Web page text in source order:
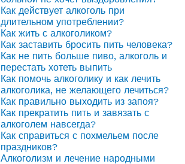
Как действует алкоголь при
длительном употреблении?
Как жить с алкоголиком?
Как заставить бросить пить человека?
Как не пить больше пиво, алкоголь и
перестать хотеть выпить
Как помочь алкоголику и как лечить
алкоголика, не желающего лечиться?
Как правильно выходить из запоя?
Как прекратить пить и завязать с
алкоголем навсегда?
Как справиться с похмельем после
праздников?
Алкоголизм и лечение народными